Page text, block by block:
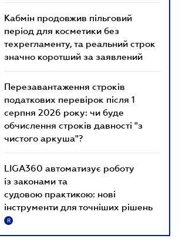
Кабмін продовжив пільговий
період для косметики без
техрегламенту, та реальний строк
значно коротший за заявлений
Перезавантаження строків
податкових перевірок після 1
серпня 2026 року: чи буде
обчислення строків давності "з
чистого аркуша"?
LIGA360 автоматизує роботу
із законами та
судовою практикою: нові
інструменти для точніших рішень
R